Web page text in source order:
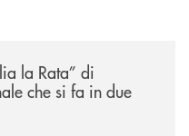
la Rata” di
che si fa in due